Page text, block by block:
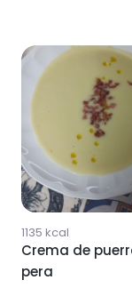
1135 kcal
Crema de
pera